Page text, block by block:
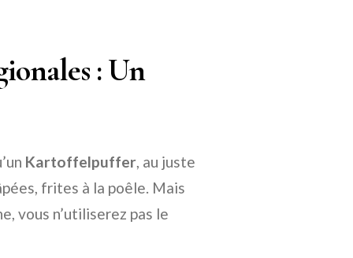
: Un
Kartoffelpuffer, au juste
frites à la poêle. Mais
vous n’utiliserez pas le